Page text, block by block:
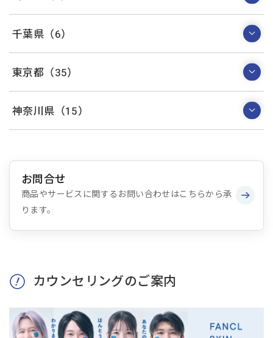
千葉県（6）
東京都（35）
神奈川県（15）
お問合せ
商品やサービスに関するお問い合わせはこちらから承
ります。
カウンセリングのご案内